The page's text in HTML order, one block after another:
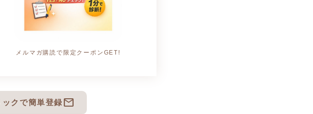
メルマガ購読で限定クーポンGET!
クで簡単登録 mail